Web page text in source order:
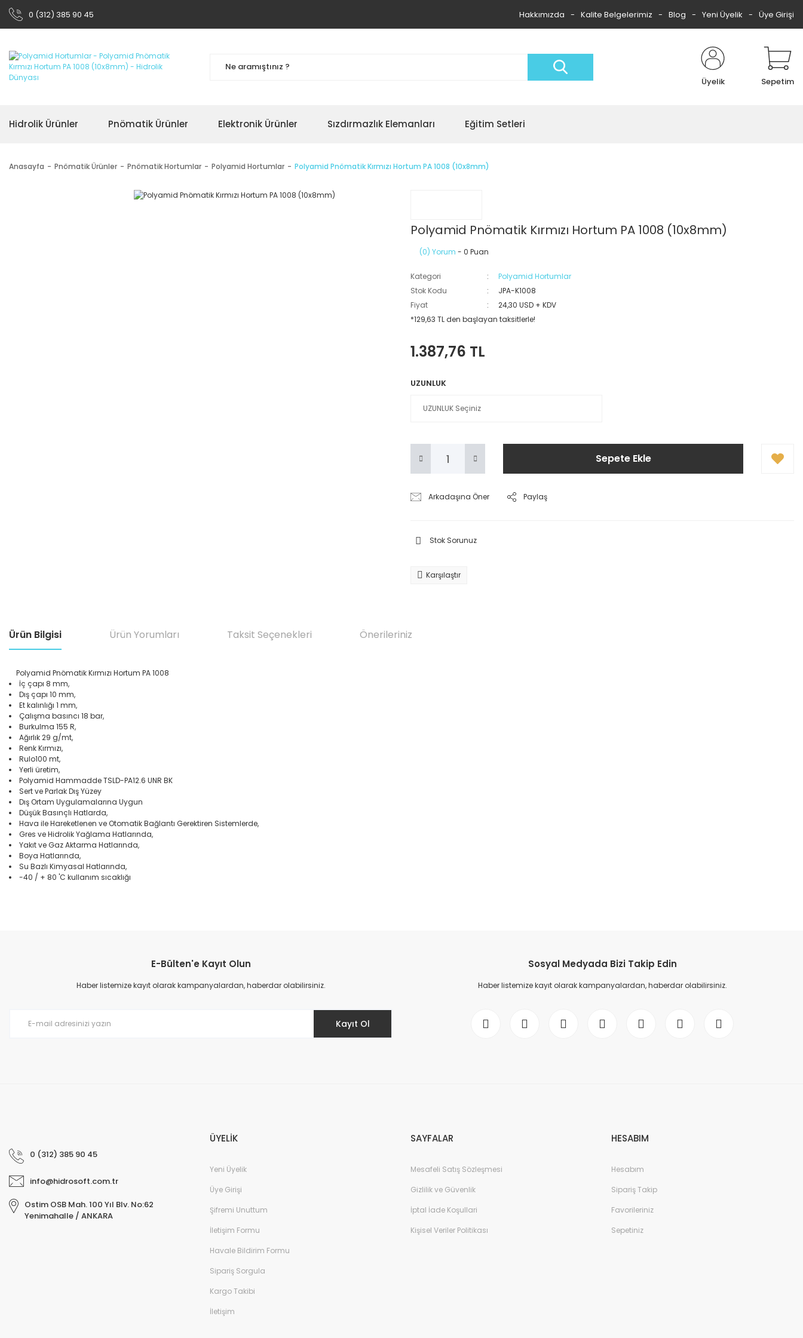
0 (312) 385 90 45 Hakkımızda Kalite Belgelerimiz Blog Yeni Üyelik Üye Girişi
Üyelik Sepetim
Hidrolik Ürünler Pnömatik Ürünler Elektronik Ürünler Sızdırmazlık Elemanları Eğitim Setleri
Anasayfa Pnömatik Ürünler Pnömatik Hortumlar Polyamid Hortumlar Polyamid Pnömatik Kırmızı Hortum PA 1008 (10x8mm)
Polyamid Pnömatik Kırmızı Hortum PA 1008 (10x8mm)
(0) Yorum - 0 Puan
Kategori
Polyamid Hortumlar
Stok Kodu
JPA-K1008
Fiyat
24,30 USD + KDV
*129,63 TL den başlayan taksitlerle!
1.387,76 TL
UZUNLUK
Sepete Ekle
Arkadaşına Öner Paylaş
Stok Sorunuz
Karşılaştır
Ürün Bilgisi Ürün Yorumları Taksit Seçenekleri Önerileriniz
Polyamid Pnömatik Kırmızı Hortum PA 1008
İç çapı 8 mm,
Dış çapı 10 mm,
Et kalınlığı 1 mm,
Çalışma basıncı 18 bar,
Burkulma 155 R,
Ağırlık 29 g/mt,
Renk Kırmızı,
Rulo100 mt,
Yerli üretim,
Polyamid Hammadde TSLD-PA12.6 UNR BK
Sert ve Parlak Dış Yüzey
Dış Ortam Uygulamalarına Uygun
Düşük Basınçlı Hatlarda,
Hava ile Hareketlenen ve Otomatik Bağlantı Gerektiren Sistemlerde,
Gres ve Hidrolik Yağlama Hatlarında,
Yakıt ve Gaz Aktarma Hatlarında,
Boya Hatlarında,
Su Bazlı Kimyasal Hatlarında,
-40 / + 80 'C kullanım sıcaklığı
Ürün resmi kalitesiz, bozuk veya görüntülenemiyor.
Ürün açıklamasında eksik bilgiler bulunuyor.
E-Bülten'e Kayıt Olun
Haber listemize kayıt olarak kampanyalardan, haberdar olabilirsiniz.
Kayıt Ol
Sosyal Medyada Bizi Takip Edin
Haber listemize kayıt olarak kampanyalardan, haberdar olabilirsiniz.
0 (312) 385 90 45
info@hidrosoft.com.tr
Ostim OSB Mah. 100 Yıl Blv. No:62
Yenimahalle / ANKARA
ÜYELİK
Yeni Üyelik
Üye Girişi
Şifremi Unuttum
İletişim Formu
Havale Bildirim Formu
Sipariş Sorgula
Kargo Takibi
İletişim
SAYFALAR
Mesafeli Satış Sözleşmesi
Gizlilik ve Güvenlik
İptal İade Koşullari
Kişisel Veriler Politikası
HESABIM
Hesabım
Sipariş Takip
Favorileriniz
Sepetiniz